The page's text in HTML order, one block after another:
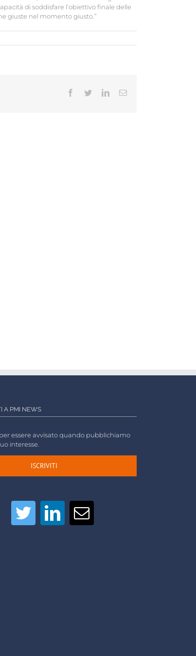
di soddisfare l’obiettivo finale delle
giuste nel momento giusto.”
Facebook
TwitterLinkedInEmail
A PMI NEWS
essere avvisato quando pubblichiamo
interesse.
ISCRIVITI